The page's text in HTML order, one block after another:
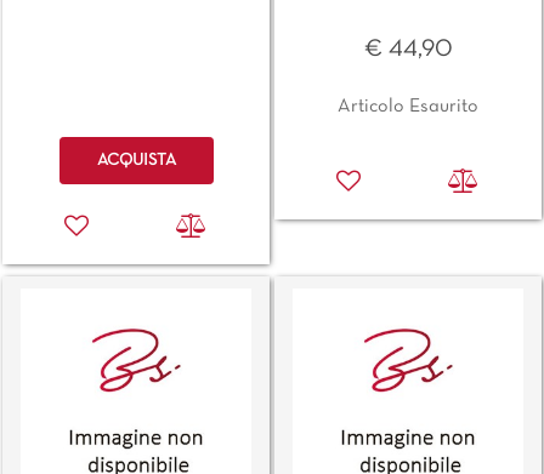
Quantità
ACQUISTA
€ 44,90
Articolo Esaurito